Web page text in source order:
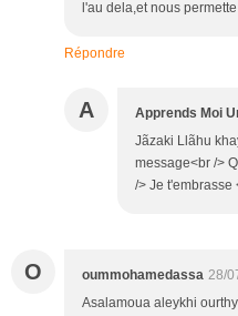
l'au dela,et nous
Répondre
A Apprends Moi
Jãzaki Llãhu
message<br />
/> Je t'embrasse
O oummohamedassa 28/
Asalamoua aleykhi